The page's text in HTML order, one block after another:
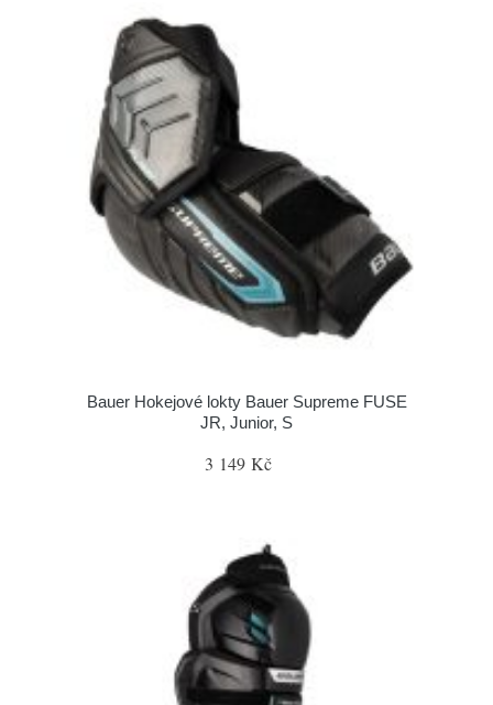
Bauer Hokejové lokty Bauer Supreme FUSE
JR, Junior, S
3 149 Kč